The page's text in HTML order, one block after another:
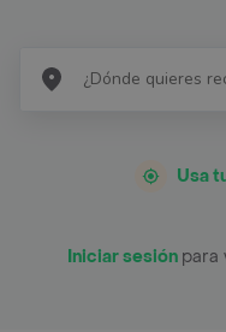
Usa
Iniciar sesión para